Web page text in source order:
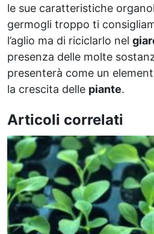
le sue caratteristiche
germogli troppo ti
l’aglio ma di riciclarlo nel
presenza delle molte
presenterà come un
la crescita delle piante.
Articoli correlati